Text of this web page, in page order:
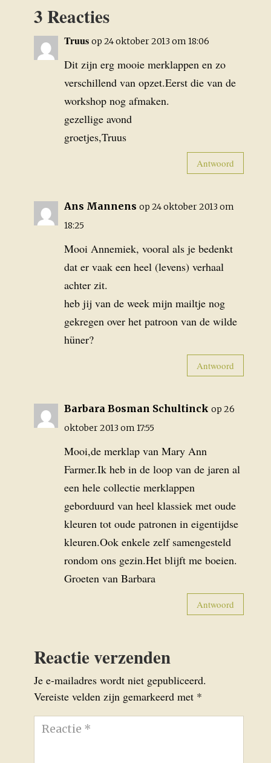
3 Reacties
Truus op 24 oktober 2013 om 18:06
Dit zijn erg mooie merklappen en zo
verschillend van opzet.Eerst die van de
workshop nog afmaken.
gezellige avond
groetjes,Truus
Antwoord
Ans Mannens op 24 oktober 2013 om
18:25
Mooi Annemiek, vooral als je bedenkt
dat er vaak een heel (levens) verhaal
achter zit.
heb jij van de week mijn mailtje nog
gekregen over het patroon van de wilde
hüner?
Antwoord
Barbara Bosman Schultinck op 26
oktober 2013 om 17:55
Mooi,de merklap van Mary Ann
Farmer.Ik heb in de loop van de jaren al
een hele collectie merklappen
geborduurd van heel klassiek met oude
kleuren tot oude patronen in eigentijdse
kleuren.Ook enkele zelf samengesteld
rondom ons gezin.Het blijft me boeien.
Groeten van Barbara
Antwoord
Reactie verzenden
Je e-mailadres wordt niet gepubliceerd.
Vereiste velden zijn gemarkeerd met *